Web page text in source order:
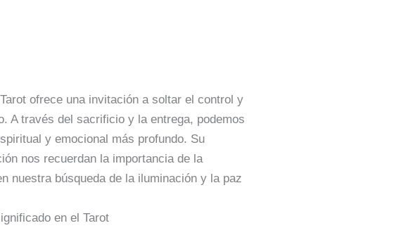
ofrece una invitación a soltar el control y
A través del sacrificio y la entrega, podemos
y emocional más profundo. Su
nos recuerdan la importancia de la
nuestra búsqueda de la iluminación y la paz
en el Tarot